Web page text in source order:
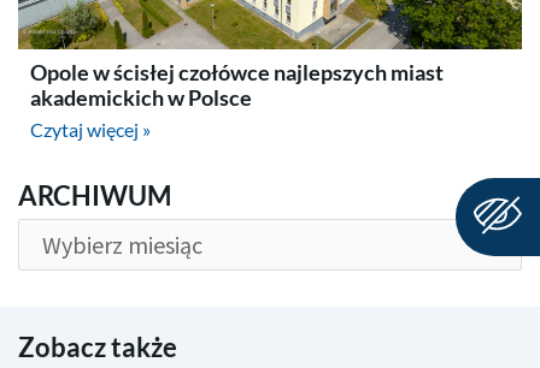
Opole w ścisłej czołówce najlepszych miast
akademickich w Polsce
Czytaj więcej »
ARCHIWUM
ARCHIWUM
Zobacz także